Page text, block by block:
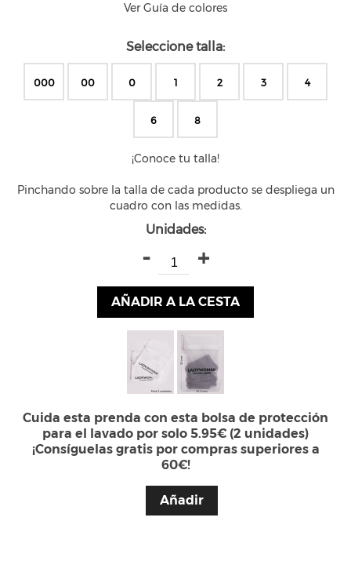
Ver Guía de colores
Seleccione talla:
000 00 0 1 2 3 4
6 8
¡Conoce tu talla!
Pinchando sobre la talla de cada producto se despliega un
cuadro con las medidas.
Unidades:
- +
AÑADIR A LA CESTA
Cuida esta prenda con esta bolsa de protección
para el lavado por solo 5.95€ (2 unidades)
¡Consíguelas gratis por compras superiores a
60€!
Añadir